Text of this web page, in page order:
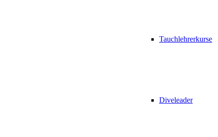
Tauchlehrerkurse
Diveleader